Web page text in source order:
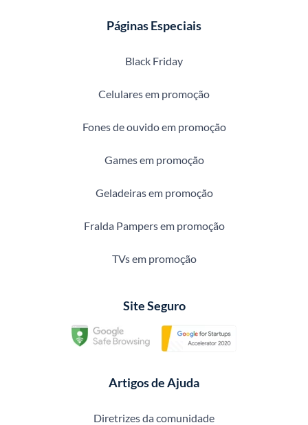
Páginas Especiais
Black Friday
Celulares em promoção
Fones de ouvido em promoção
Games em promoção
Geladeiras em promoção
Fralda Pampers em promoção
TVs em promoção
Site Seguro
Artigos de Ajuda
Diretrizes da comunidade